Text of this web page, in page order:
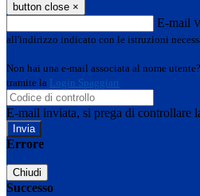
button close ×
E-mail
all'indirizzo indicato con le istruzioni
Non hai una e-mail associata al nome
tramite la Login Spaggiari
E-mail inviata, si prega di controllare
Errore
Chiudi
Successo